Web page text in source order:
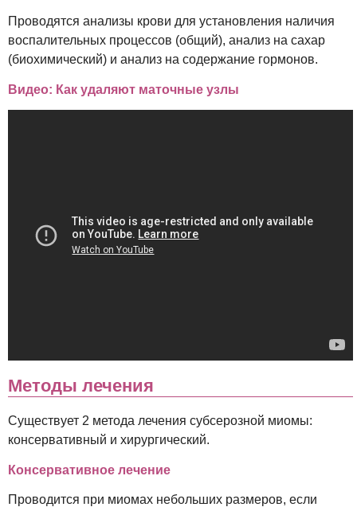
Проводятся анализы крови для установления наличия
воспалительных процессов (общий), анализ на сахар
(биохимический) и анализ на содержание гормонов.
Видео: Как удаляют маточные узлы
Методы лечения
Существует 2 метода лечения субсерозной миомы:
консервативный и хирургический.
Консервативное лечение
Проводится при миомах небольших размеров, если